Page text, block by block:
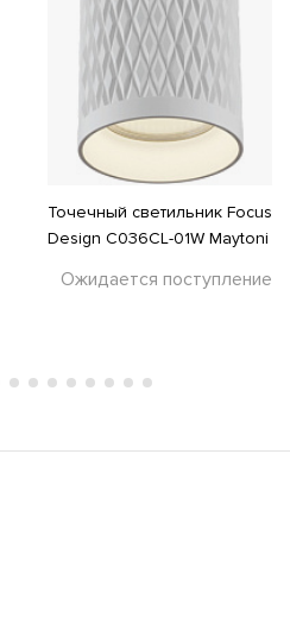
Точечный светильник Focus
Design C036CL-01W Maytoni
Ожидается поступление